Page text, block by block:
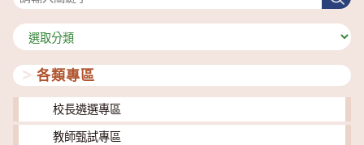
分
類
各類專區
校長遴選專區
教師甄試專區